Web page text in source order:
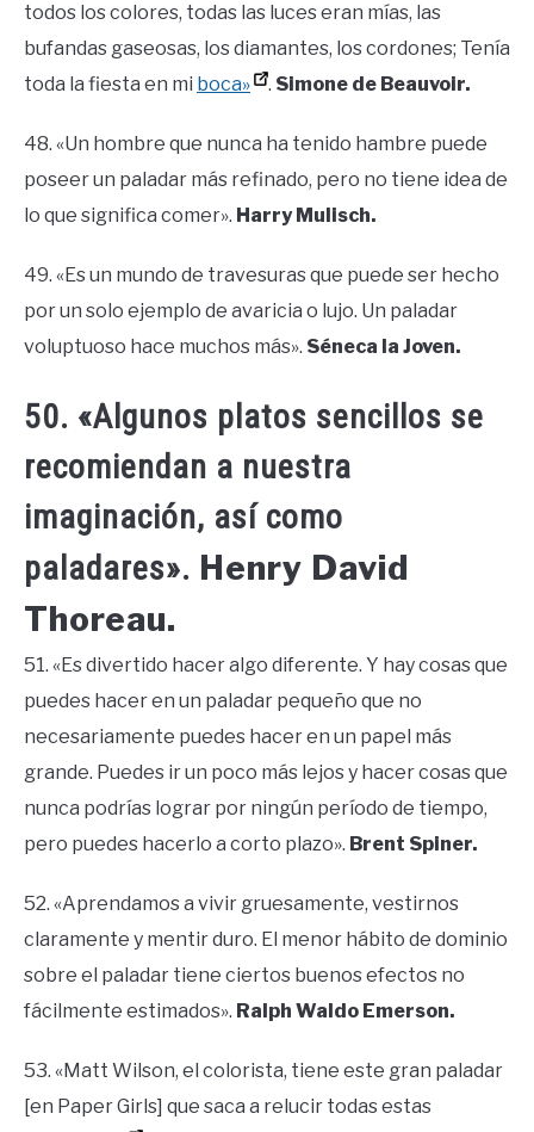
todos los colores, todas las luces eran mías, las
bufandas gaseosas, los diamantes, los cordones; Tenía
toda la fiesta en mi boca» . Simone de Beauvoir.
48. «Un hombre que nunca ha tenido hambre puede
poseer un paladar más refinado, pero no tiene idea de
lo que significa comer». Harry Mulisch.
49. «Es un mundo de travesuras que puede ser hecho
por un solo ejemplo de avaricia o lujo. Un paladar
voluptuoso hace muchos más». Séneca la Joven.
50. «Algunos platos sencillos se
recomiendan a nuestra
imaginación, así como
paladares». Henry David
Thoreau.
51. «Es divertido hacer algo diferente. Y hay cosas que
puedes hacer en un paladar pequeño que no
necesariamente puedes hacer en un papel más
grande. Puedes ir un poco más lejos y hacer cosas que
nunca podrías lograr por ningún período de tiempo,
pero puedes hacerlo a corto plazo». Brent Spiner.
52. «Aprendamos a vivir gruesamente, vestirnos
claramente y mentir duro. El menor hábito de dominio
sobre el paladar tiene ciertos buenos efectos no
fácilmente estimados». Ralph Waldo Emerson.
53. «Matt Wilson, el colorista, tiene este gran paladar
[en Paper Girls] que saca a relucir todas estas